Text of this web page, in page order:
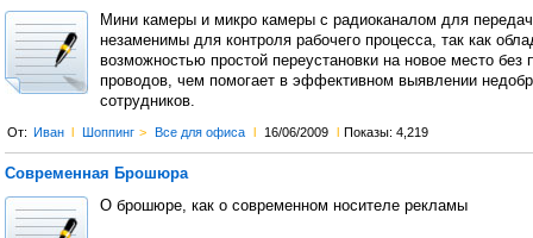
Мини камеры и микро камеры с радиоканалом для
незаменимы для контроля рабочего процесса, так как
возможностью простой переустановки на новое место без
проводов, чем помогает в эффективном выявлении
сотрудников.
От: Иван l Шоппинг > Все для офиса l 16/06/2009 l Показы: 4,219
Современная Брошюра
О брошюре, как о современном носителе рекламы